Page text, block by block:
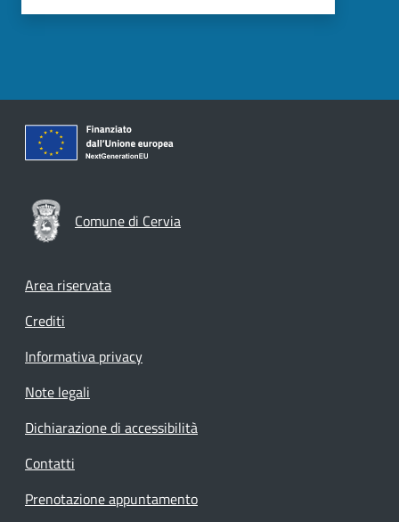
Comune di Cervia
Footer menu
Area riservata
Crediti
Informativa privacy
Note legali
Dichiarazione di accessibilità
Contatti
Prenotazione appuntamento